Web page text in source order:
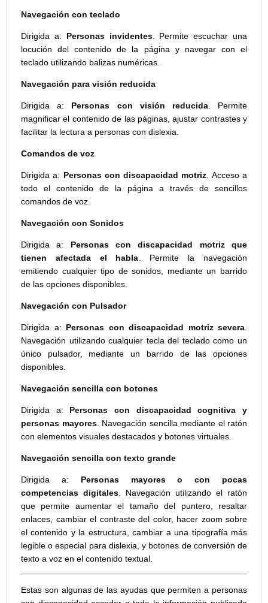
Navegación con teclado
Dirigida a: Personas invidentes. Permite escuchar una
locución del contenido de la página y navegar con el
teclado utilizando balizas numéricas.
Navegación para visión reducida
Dirigida a: Personas con visión reducida. Permite
magnificar el contenido de las páginas, ajustar contrastes y
facilitar la lectura a personas con dislexia.
Comandos de voz
Dirigida a: Personas con discapacidad motriz . Acceso a
todo el contenido de la página a través de sencillos
comandos de voz.
Navegación con Sonidos
Dirigida a: Personas con discapacidad motriz que
tienen afectada el habla . Permite la navegación
emitiendo cualquier tipo de sonidos, mediante un barrido
de las opciones disponibles.
Navegación con Pulsador
Dirigida a: Personas con discapacidad motriz severa
Navegación utilizando cualquier tecla del teclado como un
único pulsador, mediante un barrido de las opciones
disponibles.
Navegación sencilla con botones
Dirigida a: Personas con discapacidad cognitiva y
personas mayores. Navegación sencilla mediante el ratón
con elementos visuales destacados y botones virtuales.
Navegación sencilla con texto grande
Dirigida a: Personas mayores o con pocas
competencias digitales . Navegación utilizando el ratón
que permite aumentar el tamaño del puntero, resaltar
enlaces, cambiar el contraste del color, hacer zoom sobre
el contenido y la estructura, cambiar a una tipografía más
legible o especial para dislexia, y botones de conversión de
texto a voz en el contenido textual.
Estas son algunas de las ayudas que permiten a personas